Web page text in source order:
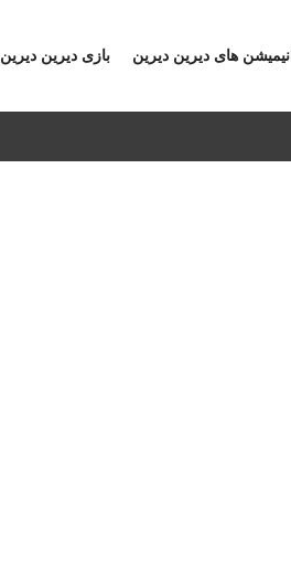
انیمیشن های دیرین دیرین بازی دیرین دیرین